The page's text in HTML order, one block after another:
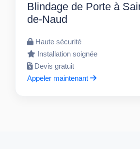
Blindage de Porte à
de-Naud
Haute sécurité
Installation soignée
Devis gratuit
Appeler maintenant